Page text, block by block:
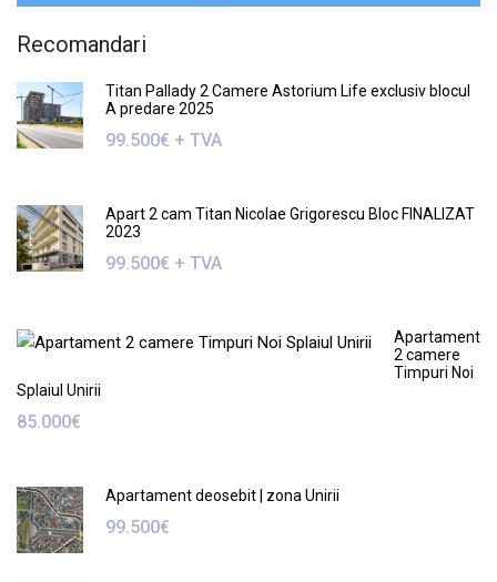
Recomandari
Titan Pallady 2 Camere Astorium Life exclusiv blocul
A predare 2025
99.500€ + TVA
Apart 2 cam Titan Nicolae Grigorescu Bloc FINALIZAT
2023
99.500€ + TVA
Apartament
2 camere
Timpuri Noi
Splaiul Unirii
85.000€
Apartament deosebit | zona Unirii
99.500€